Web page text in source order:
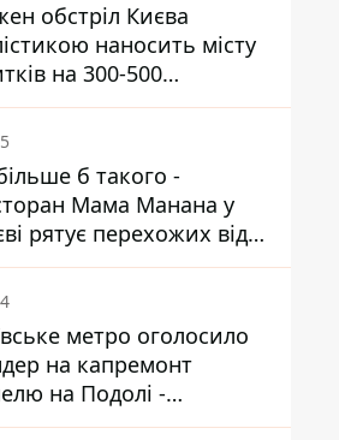
обстріл Києва
наносить місту
на 300-500
- Петро
б такого -
Мама Манана у
рятує перехожих від
метро оголосило
на капремонт
на Подолі -
майже два роки